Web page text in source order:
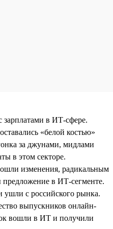
зарплатами в ИТ-сфере.
«белой костью»
за джунами, мидлами
в этом секторе.
изменения, радикальным
в ИТ-сегменте.
с российского рынка.
выпускников онлайн-
вошли в ИТ и получили